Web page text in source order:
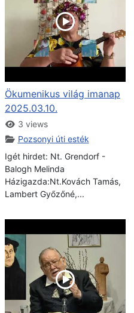
Ökumenikus világ imanap
2025.03.10.
3 views
Pozsonyi úti esték
Igét hirdet: Nt. Grendorf -
Balogh Melinda
Házigazda:Nt.Kovách Tamás,
Lambert Győzőné,...